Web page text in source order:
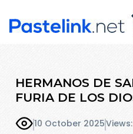
HERMANOS DE
FURIA DE LOS
10 October 2025